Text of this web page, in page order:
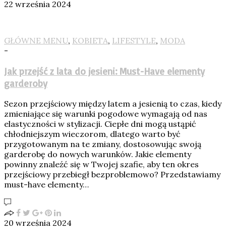
22 września 2024
GŁÓWNE MENU, KOBIETA, LIFESTYLE, MODA
-
Jak przejść z lata do jesieni: Must-Have elementy
garderoby
Sezon przejściowy między latem a jesienią to czas, kiedy
zmieniające się warunki pogodowe wymagają od nas
elastyczności w stylizacji. Ciepłe dni mogą ustąpić
chłodniejszym wieczorom, dlatego warto być
przygotowanym na te zmiany, dostosowując swoją
garderobę do nowych warunków. Jakie elementy
powinny znaleźć się w Twojej szafie, aby ten okres
przejściowy przebiegł bezproblemowo? Przedstawiamy
must-have elementy…
20 września 2024